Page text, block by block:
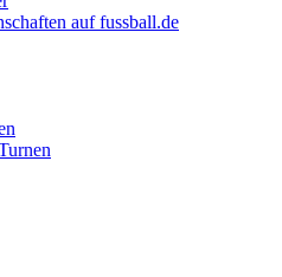
auf fussball.de